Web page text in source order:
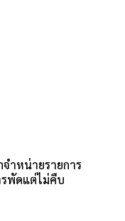
ำหน่ายรายการ
รพัดแต่ไม่คืบ